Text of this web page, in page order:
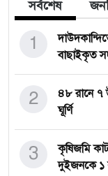
সর্বশেষ
বাছাইকৃত
1
৪৮ রানে ৭
ঘূর্ণি
2
কৃষিজমি
দুইজনকে ১
3